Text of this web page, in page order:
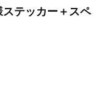
テッカー＋スペ